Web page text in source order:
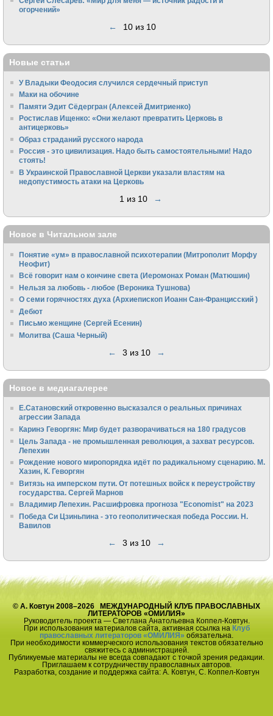
огорчений»
← 10 из 10
Новые статьи
У Владыки Феодосия случился сердечный приступ
Маки на обочине
Памяти Эдит Сёдергран (Алексей Дмитриенко)
Ростислав Ищенко: «Они желают превратить Церковь в
антицерковь»
Образ страданий русского народа
Россия - это цивилизация. Надо быть самостоятельными! Надо
стоять!
В Украинской Православной Церкви указали властям на
недопустимость атаки на Церковь
1 из 10 →
Новое в Читальном зале
Понятие «ум» в православной психотерапии (Митрополит Морфу
Неофит)
Всё говорит нам о кончине света (Иеромонах Роман (Матюшин)
Нельзя за любовь - любое (Вероника Тушнова)
О семи горячностях духа (Архиепископ Иоанн Сан-Францисский )
Дебют
Письмо женщине (Сергей Есенин)
Молитва (Саша Черный)
← 3 из 10 →
Новое в медиагалерее
Е.Сатановский откровенно высказался о реальных причинах
агрессии Запада
Каринэ Геворгян: Мир будет разворачиваться на 180 градусов
Цель Запада - не промышленная революция, а захват ресурсов.
Лепехин
Рождение нового миропорядка идёт по радикальному сценарию. М.
Хазин, К. Геворгян
Витязь на имперском пути. От потешных войск к переустройству
государства. Сергей Марнов
Владимир Лепехин. Расшифровка прогноза "Economist" на 2023
Победа Си Цзиньпина - это геополитическая победа России. Н.
Вавилов
← 3 из 10 →
© А. Ковтун 2008–2026 МЕЖДУНАРОДНЫЙ КЛУБ ПРАВОСЛАВНЫХ
ЛИТЕРАТОРОВ «ОМИЛИЯ»
Руководитель проекта — Светлана Анатольевна Коппел-Ковтун.
При использования материалов сайта, активная ссылка на Клуб
православных литераторов «ОМИЛИЯ» обязательна.
При необходимости коммерческого использования текстов обязательно
свяжитесь с администрацией.
Публикуемые материалы не всегда совпадают с точкой зрения редакции.
Приглашаем к сотрудничеству православных авторов.
Разработка, создание и поддержка сайта: А. Ковтун, С. Коппел-Ковтун